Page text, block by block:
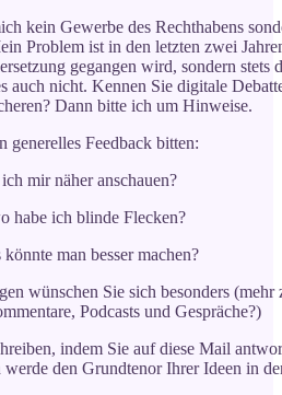
kein Gewerbe des Rechthabens
Problem ist in den letzten zwei
gegangen wird, sondern stets
auch nicht. Kennen Sie digitale
Dann bitte ich um Hinweise.
generelles Feedback bitten:
mir näher anschauen?
habe ich blinde Flecken?
man besser machen?
wünschen Sie sich besonders (mehr
Podcasts und Gespräche?)
indem Sie auf diese Mail
den Grundtenor Ihrer Ideen in